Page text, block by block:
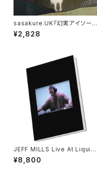
sasakure.UK『幻実アイソーポ
ス』【通常盤】
¥2,828
JEFF MILLS Live At Liquid
Room ブック
¥8,800